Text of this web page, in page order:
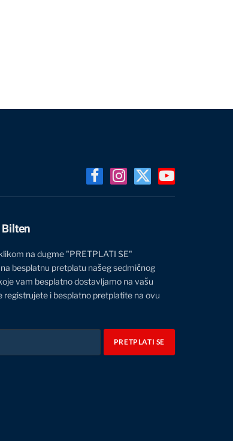
FacebookInstagram
X
(Twitter)
YouTube
na dugme "PRETPLATI SE"
besplatnu pretplatu našeg sedmičnog
vam besplatno dostavljamo na vašu
i besplatno pretplatite na ovu